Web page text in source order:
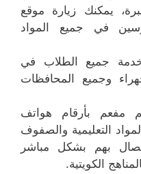
يمكنك زيارة موقع
في جميع المواد
جميع الطلاب في
وجميع المحافظات
مفعم بأرقام هواتف
التعليمية والصفوف
بهم بشكل مباشر
الكويتية.